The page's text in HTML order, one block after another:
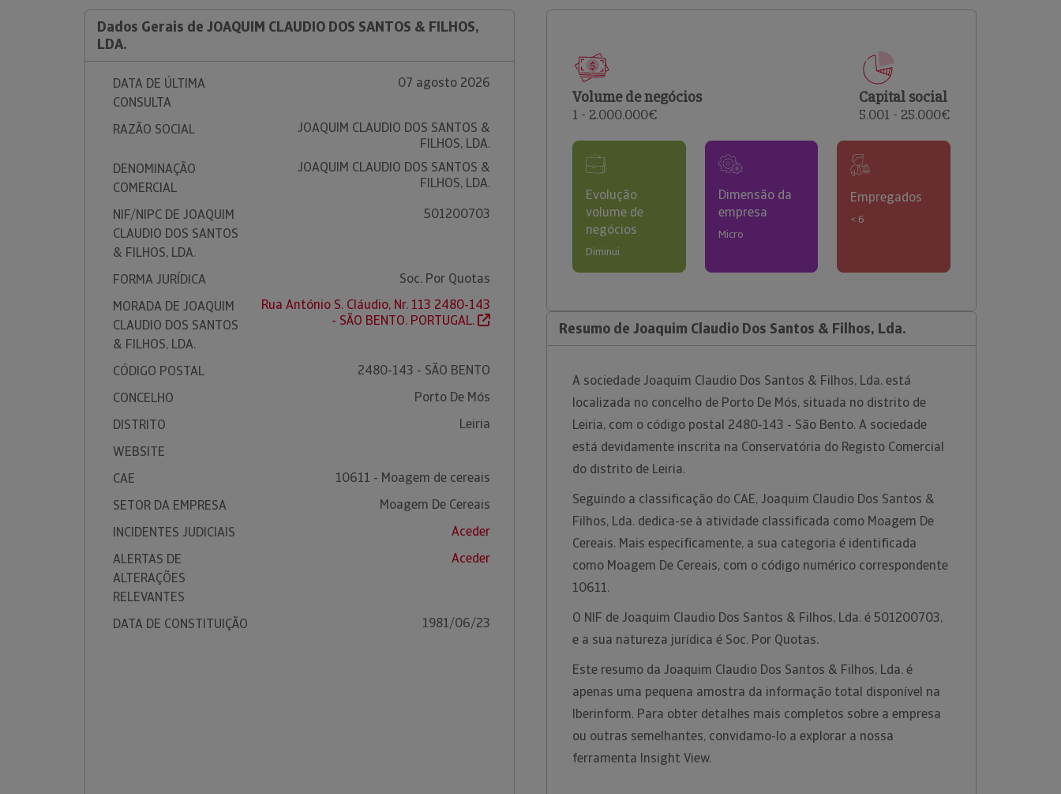
comerciais e analisar o risco de incumprimento dos
Dados Gerais de JOAQUIM CLAUDIO DOS SANTOS & FILHOS,
LDA.
DATA DE ÚLTIMA
CONSULTA
07 agosto 2026
RAZÃO SOCIAL
JOAQUIM CLAUDIO DOS SANTOS &
FILHOS, LDA.
DENOMINAÇÃO
COMERCIAL
JOAQUIM CLAUDIO DOS SANTOS &
FILHOS, LDA.
NIF/NIPC DE JOAQUIM
CLAUDIO DOS SANTOS
& FILHOS, LDA.
501200703
FORMA JURÍDICA
Soc. Por Quotas
MORADA DE JOAQUIM
CLAUDIO DOS SANTOS
& FILHOS, LDA.
Rua António S. Cláudio, Nr. 113 2480-143
- SÃO BENTO. PORTUGAL.
CÓDIGO POSTAL
2480-143 - SÃO BENTO
CONCELHO
Porto De Mós
DISTRITO
Leiria
WEBSITE
CAE
10611 - Moagem de cereais
SETOR DA EMPRESA
Moagem De Cereais
INCIDENTES JUDICIAIS
Aceder
ALERTAS DE
ALTERAÇÕES
RELEVANTES
Aceder
DATA DE CONSTITUIÇÃO 1981/06/23
Volume de negócios
1 - 2.000.000€
Capital social
5.001 - 25.000€
Evolução
volume de
negócios
Diminui
Dimensão da
empresa
Micro
Empregados
< 6
Resumo de Joaquim Claudio Dos Santos & Filhos, Lda.
A sociedade Joaquim Claudio Dos Santos & Filhos, Lda. está
localizada no concelho de Porto De Mós, situada no distrito de
Leiria, com o código postal 2480-143 - São Bento. A sociedade
está devidamente inscrita na Conservatória do Registo Comercial
do distrito de Leiria.
Seguindo a classificação do CAE, Joaquim Claudio Dos Santos &
Filhos, Lda. dedica-se à atividade classificada como Moagem De
Cereais. Mais especificamente, a sua categoria é identificada
como Moagem De Cereais, com o código numérico correspondente
10611.
O NIF de Joaquim Claudio Dos Santos & Filhos, Lda. é 501200703,
e a sua natureza jurídica é Soc. Por Quotas.
Este resumo da Joaquim Claudio Dos Santos & Filhos, Lda. é
apenas uma pequena amostra da informação total disponível na
Iberinform. Para obter detalhes mais completos sobre a empresa
ou outras semelhantes, convidamo-lo a explorar a nossa
ferramenta Insight View.